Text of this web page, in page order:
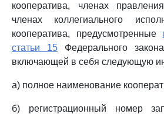
кооператива, членах
членах коллегиального
кооператива, предусмотренные
статьи 15 Федерального
включающей в себя следующую
а) полное наименование
б) регистрационный номер